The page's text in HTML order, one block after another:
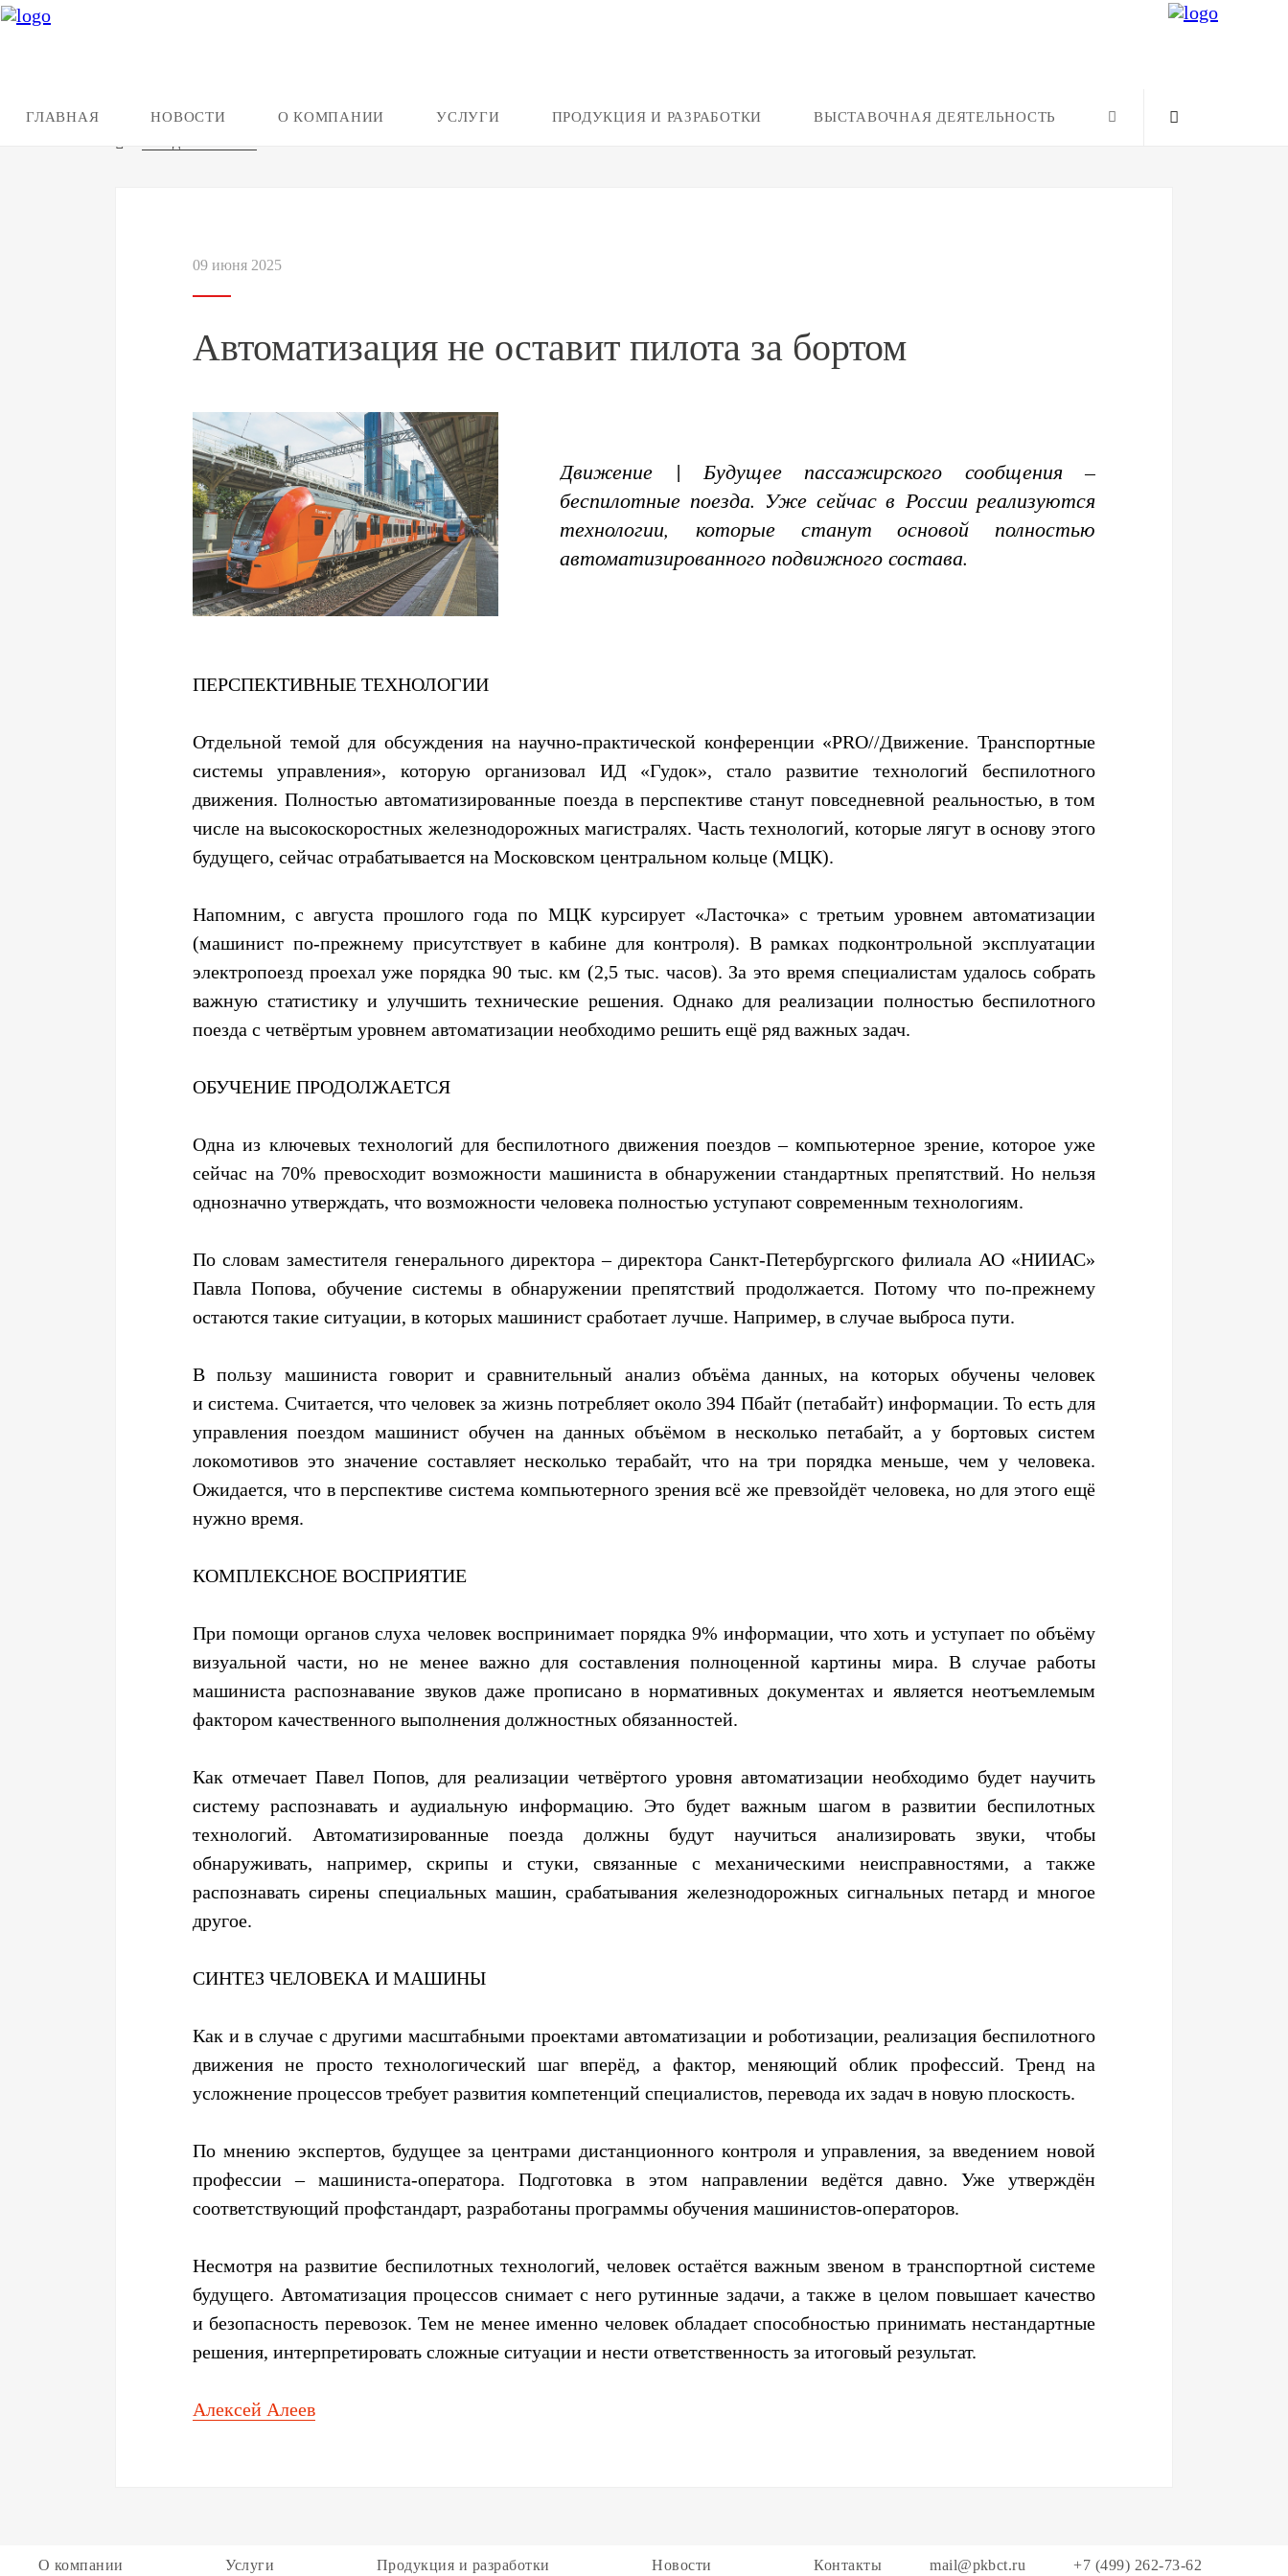
ГЛАВНАЯ НОВОСТИ О КОМПАНИИ УСЛУГИ ПРОДУКЦИЯ И РАЗРАБОТКИ ВЫСТАВОЧНАЯ ДЕЯТЕЛЬНОСТЬ
09 июня 2025
Автоматизация не оставит пилота за бортом
Движение | Будущее пассажирского сообщения –
беспилотные поезда. Уже сейчас в России реализуются
технологии, которые станут основой полностью
автоматизированного подвижного состава.
ПЕРСПЕКТИВНЫЕ ТЕХНОЛОГИИ
Отдельной темой для обсуждения на научно-практической конференции «PRO//Движение. Транспортные
системы управления», которую организовал ИД «Гудок», стало развитие технологий беспилотного
движения. Полностью автоматизированные поезда в перспективе станут повседневной реальностью, в том
числе на высокоскоростных железнодорожных магистралях. Часть технологий, которые лягут в основу этого
будущего, сейчас отрабатывается на Московском центральном кольце (МЦК).
Напомним, с августа прошлого года по МЦК курсирует «Ласточка» с третьим уровнем автоматизации
(машинист по-прежнему присутствует в кабине для контроля). В рамках подконтрольной эксплуатации
электропоезд проехал уже порядка 90 тыс. км (2,5 тыс. часов). За это время специалистам удалось собрать
важную статистику и улучшить технические решения. Однако для реализации полностью беспилотного
поезда с четвёртым уровнем автоматизации необходимо решить ещё ряд важных задач.
ОБУЧЕНИЕ ПРОДОЛЖАЕТСЯ
Одна из ключевых технологий для беспилотного движения поездов – компьютерное зрение, которое уже
сейчас на 70% превосходит возможности машиниста в обнаружении стандартных препятствий. Но нельзя
однозначно утверждать, что возможности человека полностью уступают современным технологиям.
По словам заместителя генерального директора – директора Санкт-Петербургского филиала АО «НИИАС»
Павла Попова, обучение системы в обнаружении препятствий продолжается. Потому что по-прежнему
остаются такие ситуации, в которых машинист сработает лучше. Например, в случае выброса пути.
В пользу машиниста говорит и сравнительный анализ объёма данных, на которых обучены человек
и система. Считается, что человек за жизнь потребляет около 394 Пбайт (петабайт) информации. То есть для
управления поездом машинист обучен на данных объёмом в несколько петабайт, а у бортовых систем
локомотивов это значение составляет несколько терабайт, что на три порядка меньше, чем у человека.
Ожидается, что в перспективе система компьютерного зрения всё же превзойдёт человека, но для этого ещё
нужно время.
КОМПЛЕКСНОЕ ВОСПРИЯТИЕ
При помощи органов слуха человек воспринимает порядка 9% информации, что хоть и уступает по объёму
визуальной части, но не менее важно для составления полноценной картины мира. В случае работы
машиниста распознавание звуков даже прописано в нормативных документах и является неотъемлемым
фактором качественного выполнения должностных обязанностей.
Как отмечает Павел Попов, для реализации четвёртого уровня автоматизации необходимо будет научить
систему распознавать и аудиальную информацию. Это будет важным шагом в развитии беспилотных
технологий. Автоматизированные поезда должны будут научиться анализировать звуки, чтобы
обнаруживать, например, скрипы и стуки, связанные с механическими неисправностями, а также
распознавать сирены специальных машин, срабатывания железнодорожных сигнальных петард и многое
другое.
СИНТЕЗ ЧЕЛОВЕКА И МАШИНЫ
Как и в случае с другими масштабными проектами автоматизации и роботизации, реализация беспилотного
движения не просто технологический шаг вперёд, а фактор, меняющий облик профессий. Тренд на
усложнение процессов требует развития компетенций специалистов, перевода их задач в новую плоскость.
По мнению экспертов, будущее за центрами дистанционного контроля и управления, за введением новой
профессии – машиниста-оператора. Подготовка в этом направлении ведётся давно. Уже утверждён
соответствующий проф­стандарт, разработаны программы обучения машинистов-операторов.
Несмотря на развитие беспилотных технологий, человек остаётся важным звеном в транспортной системе
будущего. Автоматизация процессов снимает с него рутинные задачи, а также в целом повышает качество
и безопасность перевозок. Тем не менее именно человек обладает способностью принимать нестандартные
решения, интерпретировать сложные ситуации и нести ответственность за итоговый результат.
Алексей Алеев
О компании Услуги Продукция и разработки Новости Контакты mail@pkbct.ru +7 (499) 262-73-62